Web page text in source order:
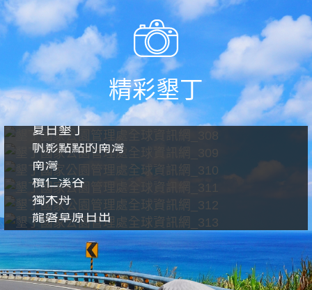
精彩墾丁
夏日墾丁
帆影點點的南灣
南灣
欖仁溪谷
獨木舟
龍磐草原日出